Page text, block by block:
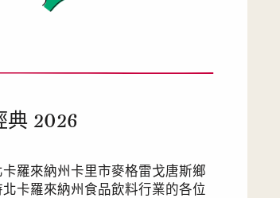
典 2026
羅來納州卡里市麥格雷戈唐斯鄉
卡羅來納州食品飲料行業的各位